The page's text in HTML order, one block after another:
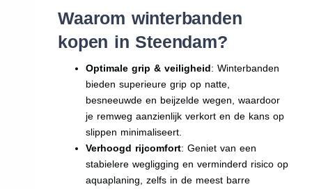
Waarom winterbanden
kopen in Steendam?
Optimale grip & veiligheid: Winterbanden
bieden superieure grip op natte,
besneeuwde en beijzelde wegen, waardoor
je remweg aanzienlijk verkort en de kans op
slippen minimaliseert.
Verhoogd rijcomfort: Geniet van een
stabielere wegligging en verminderd risico op
aquaplaning, zelfs in de meest barre